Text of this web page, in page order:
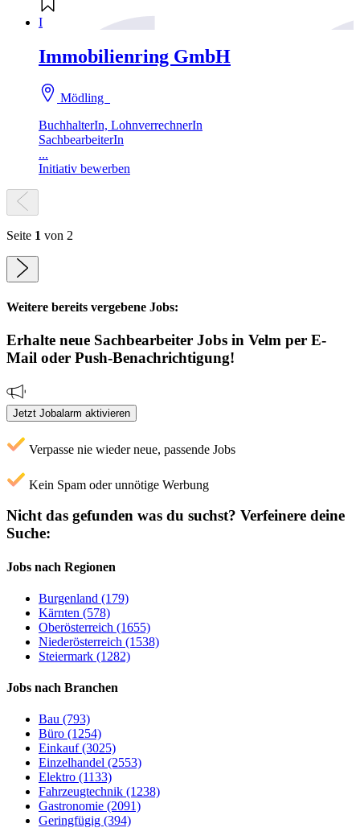
I
Immobilienring GmbH
Mödling
BuchhalterIn, LohnverrechnerIn
SachbearbeiterIn
...
Initiativ bewerben
Seite 1 von 2
Weitere bereits vergebene Jobs:
Erhalte neue Sachbearbeiter Jobs in Velm per E-
Mail oder Push-Benachrichtigung!
Jetzt Jobalarm aktivieren
Verpasse nie wieder neue, passende Jobs
Kein Spam oder unnötige Werbung
Nicht das gefunden was du suchst? Verfeinere deine
Suche:
Jobs nach Regionen
Burgenland (179)
Kärnten (578)
Oberösterreich (1655)
Niederösterreich (1538)
Steiermark (1282)
Jobs nach Branchen
Bau (793)
Büro (1254)
Einkauf (3025)
Einzelhandel (2553)
Elektro (1133)
Fahrzeugtechnik (1238)
Gastronomie (2091)
Geringfügig (394)